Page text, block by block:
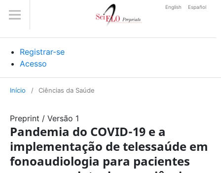
Registrar-se
Acesso
English Español
Início / Ciências da Saúde
Preprint / Versão 1
Pandemia do COVID-19 e a
implementação de telessaúde em
fonoaudiologia para pacientes